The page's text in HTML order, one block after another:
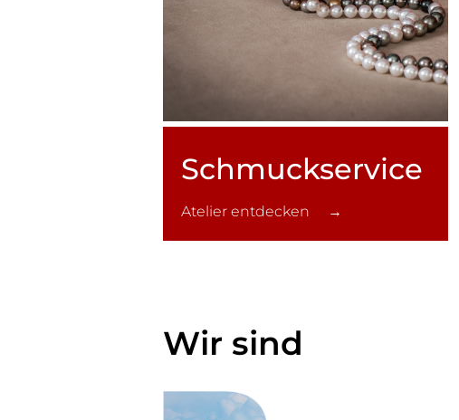
Schmuck­service
Atelier entdecken →
Wir sind